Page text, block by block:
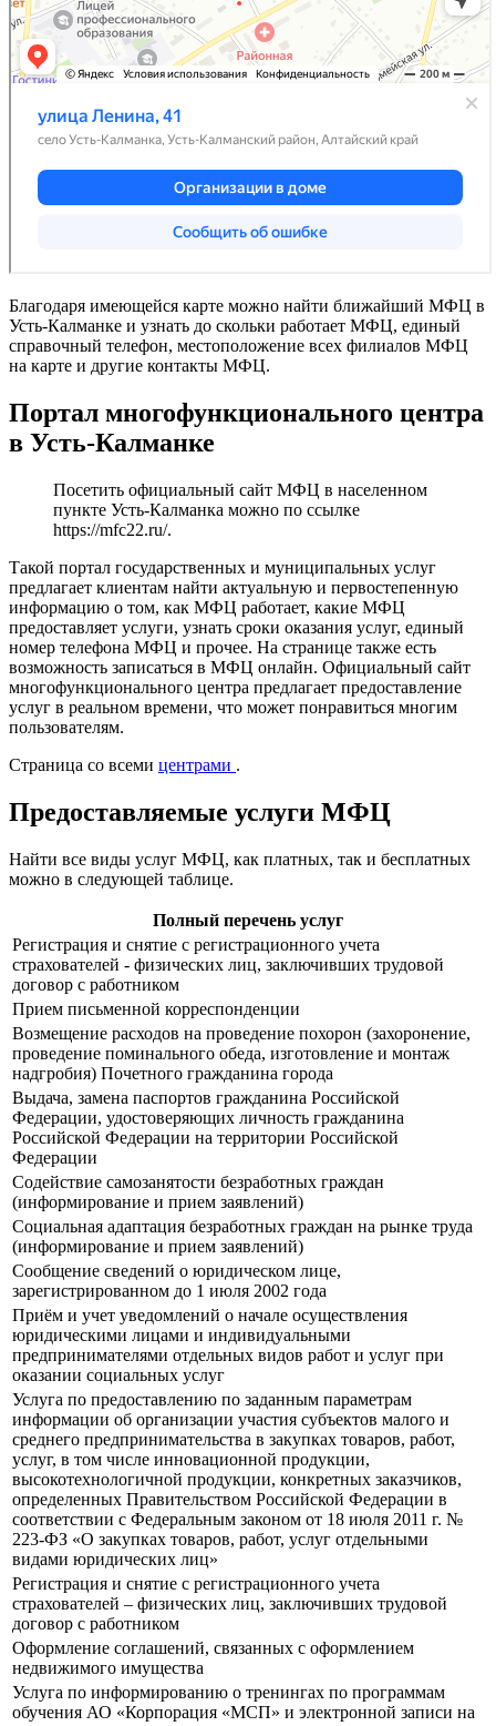
Благодаря имеющейся карте можно найти ближайший МФЦ в
Усть-Калманке и узнать до скольки работает МФЦ, единый
справочный телефон, местоположение всех филиалов МФЦ
на карте и другие контакты МФЦ.
Портал многофункционального центра
в Усть-Калманке
Посетить официальный сайт МФЦ в населенном
пункте Усть-Калманка можно по ссылке
https://mfc22.ru/.
Такой портал государственных и муниципальных услуг
предлагает клиентам найти актуальную и первостепенную
информацию о том, как МФЦ работает, какие МФЦ
предоставляет услуги, узнать сроки оказания услуг, единый
номер телефона МФЦ и прочее. На странице также есть
возможность записаться в МФЦ онлайн. Официальный сайт
многофункционального центра предлагает предоставление
услуг в реальном времени, что может понравиться многим
пользователям.
Страница со всеми центрами .
Предоставляемые услуги МФЦ
Найти все виды услуг МФЦ, как платных, так и бесплатных
можно в следующей таблице.
Полный перечень услуг
Регистрация и снятие с регистрационного учета
страхователей - физических лиц, заключивших трудовой
договор с работником
Прием письменной корреспонденции
Возмещение расходов на проведение похорон (захоронение,
проведение поминального обеда, изготовление и монтаж
надгробия) Почетного гражданина города
Выдача, замена паспортов гражданина Российской
Федерации, удостоверяющих личность гражданина
Российской Федерации на территории Российской
Федерации
Содействие самозанятости безработных граждан
(информирование и прием заявлений)
Социальная адаптация безработных граждан на рынке труда
(информирование и прием заявлений)
Сообщение сведений о юридическом лице,
зарегистрированном до 1 июля 2002 года
Приём и учет уведомлений о начале осуществления
юридическими лицами и индивидуальными
предпринимателями отдельных видов работ и услуг при
оказании социальных услуг
Услуга по предоставлению по заданным параметрам
информации об организации участия субъектов малого и
среднего предпринимательства в закупках товаров, работ,
услуг, в том числе инновационной продукции,
высокотехнологичной продукции, конкретных заказчиков,
определенных Правительством Российской Федерации в
соответствии с Федеральным законом от 18 июля 2011 г. №
223-ФЗ «О закупках товаров, работ, услуг отдельными
видами юридических лиц»
Регистрация и снятие с регистрационного учета
страхователей – физических лиц, заключивших трудовой
договор с работником
Оформление соглашений, связанных с оформлением
недвижимого имущества
Услуга по информированию о тренингах по программам
обучения АО «Корпорация «МСП» и электронной записи на